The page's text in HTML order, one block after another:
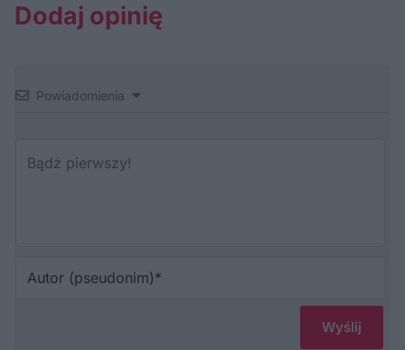
Dodaj opinię
Powiadomienia